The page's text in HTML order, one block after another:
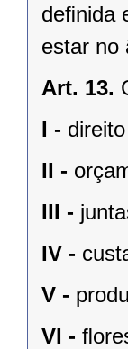
deﬁnida
estar no
Art. 13.
I -
II -
III -
IV -
V -
VI -